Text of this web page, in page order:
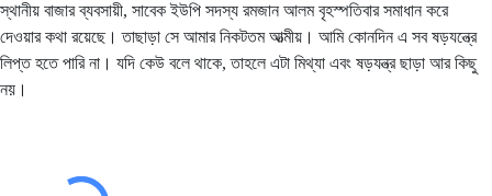
স্থানীয় বাজার ব্যবসায়ী, সাবেক ইউপি সদস্য রমজান আলম বৃহস্পতিবার সমাধান করে
দেওয়ার কথা রয়েছে। তাছাড়া সে আমার নিকটতম আত্মীয়। আমি কোনদিন এ সব ষড়যন্ত্রে
লিপ্ত হতে পারি না। যদি কেউ বলে থাকে, তাহলে এটা মিথ্যা এবং ষড়যন্ত্র ছাড়া আর কিছু
নয়।